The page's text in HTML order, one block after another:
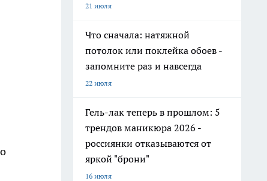
21 июля
Что сначала: натяжной
потолок или поклейка обоев -
запомните раз и навсегда
22 июля
Гель-лак теперь в прошлом: 5
трендов маникюра 2026 -
россиянки отказываются от
яркой "брони"
16 июля